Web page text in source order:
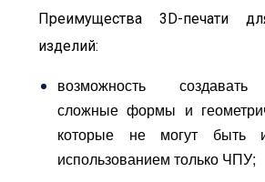
Преимущества 3D-печати
изделий:
возможность создавать
сложные формы и
которые не могут быть
использованием только ЧПУ;